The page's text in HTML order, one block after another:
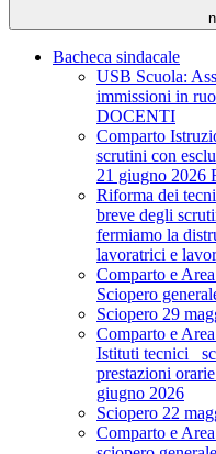
Bacheca sindacale
USB Scuola:
immissioni in
DOCENTI
Comparto
scrutini con
21 giugno 2026
Riforma dei
breve degli
fermiamo la
lavoratrici e
Comparto e
Sciopero
Sciopero 29
Comparto e
Istituti tecnici_
prestazioni
giugno 2026
Sciopero 22
Comparto e